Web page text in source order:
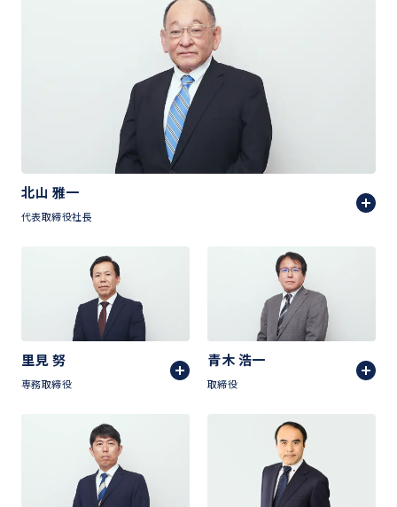
北山 雅一
代表取締役社長
里見 努
専務取締役
青木 浩一
取締役